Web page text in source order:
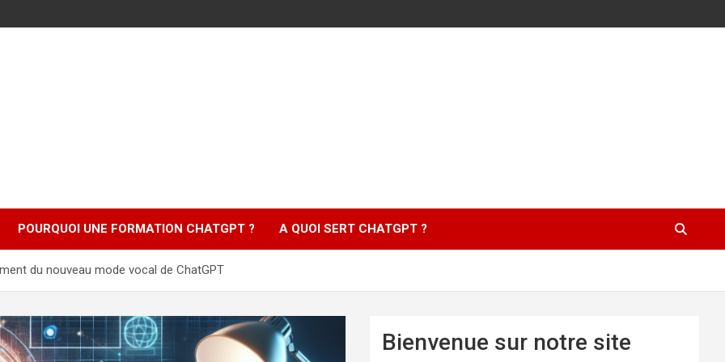
POURQUOI UNE FORMATION CHATGPT ? A QUOI SERT CHATGPT ?
du nouveau mode vocal de ChatGPT
Bienvenue sur notre site